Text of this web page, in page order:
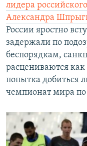
лидера
Александра
России яростно
задержали по
беспорядкам,
расцениваются
попытка добиться
чемпионат мира по